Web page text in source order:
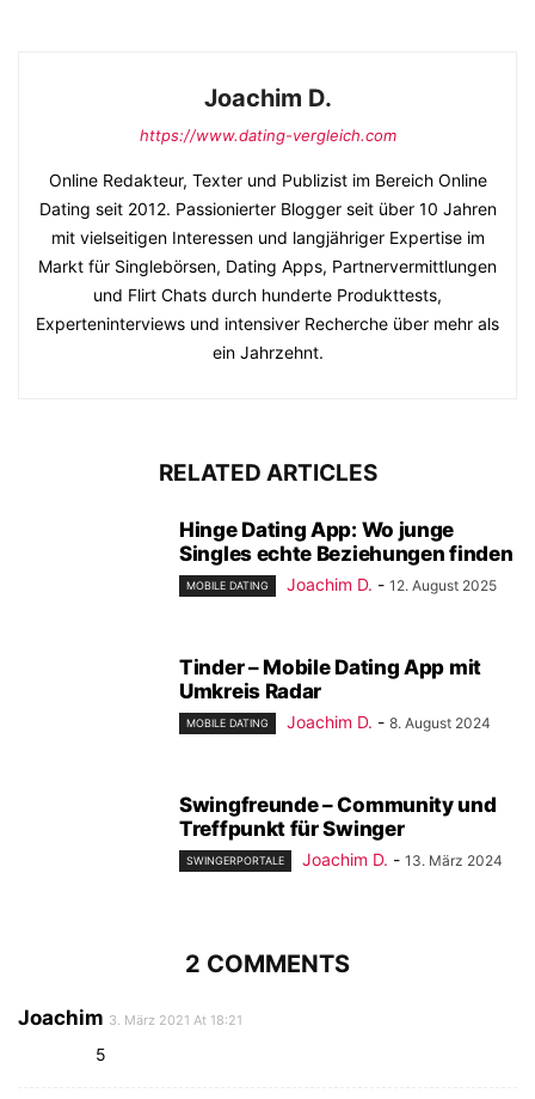
Joachim D.
https://www.dating-vergleich.com
Online Redakteur, Texter und Publizist im Bereich Online
Dating seit 2012. Passionierter Blogger seit über 10 Jahren
mit vielseitigen Interessen und langjähriger Expertise im
Markt für Singlebörsen, Dating Apps, Partnervermittlungen
und Flirt Chats durch hunderte Produkttests,
Experteninterviews und intensiver Recherche über mehr als
ein Jahrzehnt.
RELATED ARTICLES
Hinge Dating App: Wo junge
Singles echte Beziehungen finden
MOBILE DATING Joachim D. - 12. August 2025
Tinder – Mobile Dating App mit
Umkreis Radar
MOBILE DATING Joachim D. - 8. August 2024
Swingfreunde – Community und
Treffpunkt für Swinger
SWINGERPORTALE Joachim D. - 13. März 2024
2 COMMENTS
Joachim 3. März 2021 At 18:21
5